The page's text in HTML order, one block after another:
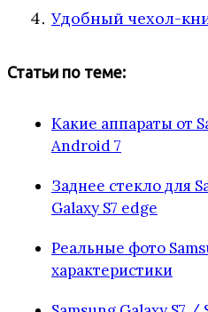
Удобный чехол-
Статьи по теме:
Какие аппараты от
Android 7
Заднее стекло для
Galaxy S7 edge
Реальные фото
характеристики